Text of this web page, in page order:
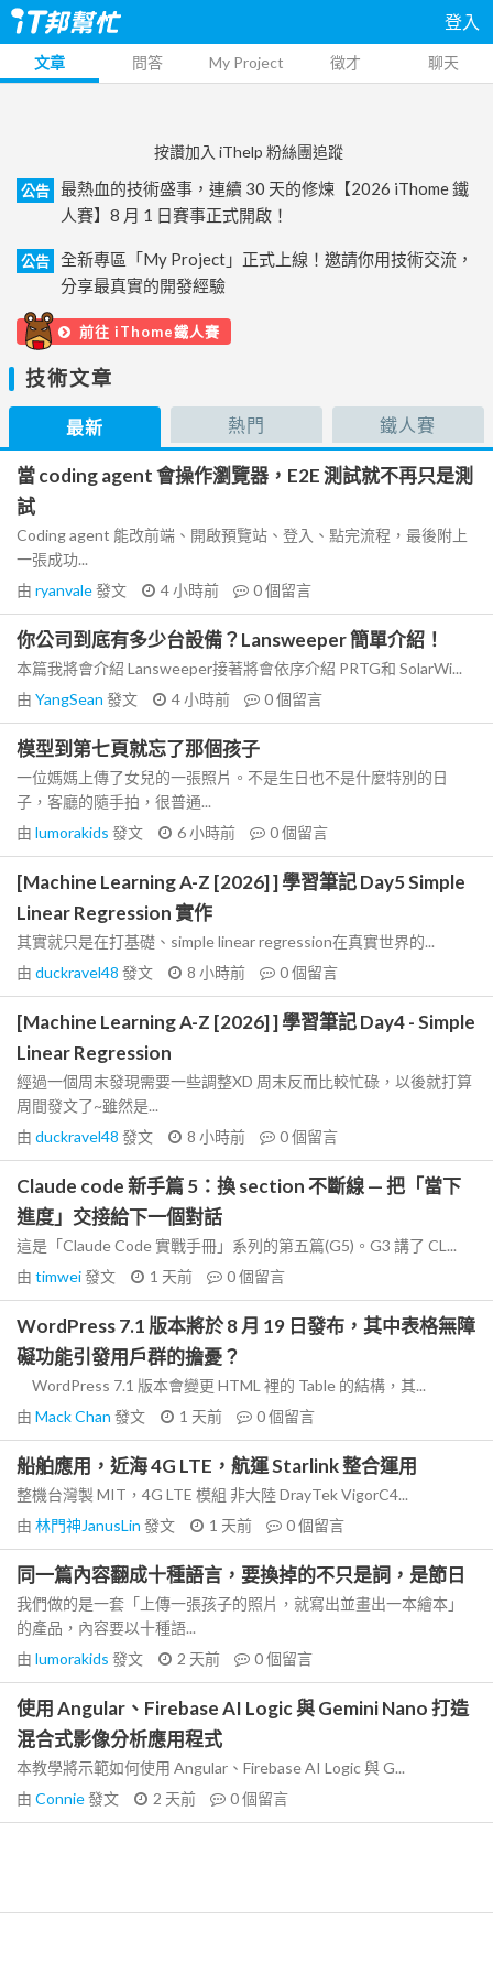
登入
文章 問答 My Project 徵才 聊天
按讚加入 iThelp 粉絲團追蹤
公告
最熱血的技術盛事，連續 30 天的修煉【2026 iThome 鐵
人賽】8 月 1 日賽事正式開啟！
公告
全新專區「My Project」正式上線！邀請你用技術交流，
分享最真實的開發經驗
前往 iThome鐵人賽
技術文章
最新 熱門 鐵人賽
當 coding agent 會操作瀏覽器，E2E 測試就不再只是測
試
Coding agent 能改前端、開啟預覽站、登入、點完流程，最後附上
一張成功...
由 ryanvale發文 4 小時前 0個留言
你公司到底有多少台設備？Lansweeper 簡單介紹！
本篇我將會介紹 Lansweeper接著將會依序介紹 PRTG和 SolarWi...
由 YangSean 發文 4 小時前 0個留言
模型到第七頁就忘了那個孩子
一位媽媽上傳了女兒的一張照片。不是生日也不是什麼特別的日
子，客廳的隨手拍，很普通...
由 lumorakids 發文 6 小時前 0個留言
[Machine Learning A-Z [2026] ] 學習筆記 Day5 Simple
Linear Regression 實作
其實就只是在打基礎、simple linear regression在真實世界的...
由 duckravel48 發文 8 小時前 0個留言
[Machine Learning A-Z [2026] ] 學習筆記 Day4 - Simple
Linear Regression
經過一個周末發現需要一些調整XD 周末反而比較忙碌，以後就打算
周間發文了~雖然是...
由 duckravel48 發文 8 小時前 0個留言
Claude code 新手篇 5：換 section 不斷線 — 把「當下
進度」交接給下一個對話
這是「Claude Code 實戰手冊」系列的第五篇(G5)。G3 講了 CL...
由 timwei發文 1 天前 0個留言
WordPress 7.1 版本將於 8 月 19 日發布，其中表格無障
礙功能引發用戶群的擔憂？
WordPress 7.1 版本會變更 HTML 裡的 Table 的結構，其...
由 Mack Chan 發文 1 天前 0個留言
船舶應用，近海 4G LTE，航運 Starlink 整合運用
整機台灣製 MIT，4G LTE 模組 非大陸 DrayTek VigorC4...
由 林門神JanusLin 發文 1 天前 0個留言
同一篇內容翻成十種語言，要換掉的不只是詞，是節日
我們做的是一套「上傳一張孩子的照片，就寫出並畫出一本繪本」
的產品，內容要以十種語...
由 lumorakids 發文 2 天前 0個留言
使用 Angular、Firebase AI Logic 與 Gemini Nano 打造
混合式影像分析應用程式
本教學將示範如何使用 Angular、Firebase AI Logic 與 G...
由 Connie發文 2 天前 0個留言